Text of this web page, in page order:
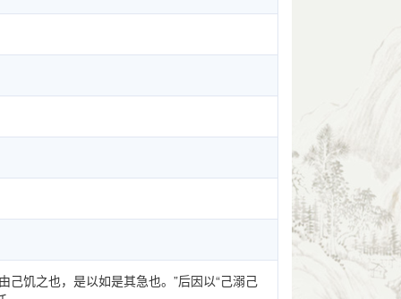
己饥之也，是以如是其急也。”后因以“己溺己